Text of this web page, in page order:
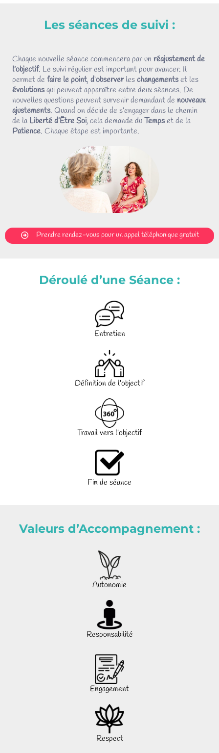
Les séances de suivi :
Chaque nouvelle séance commencera par un réajustement de
l’objectif. Le suivi régulier est important pour avancer. Il
permet de faire le point, d‘observerleschangementset les
évolutionsqui peuvent apparaître entre deux séances. De
nouvelles questions peuvent survenir demandant de nouveaux
ajustements. Quand on décide de s’engager dans le chemin
de laLiberté d’Être Soi, cela demande duTempset de la
Patience. Chaque étape est importante.
Prendre rendez-vous pour un appel téléphonique gratuit
Déroulé d’une Séance :
Entretien
Définition de l’objectif
Travail vers l’objectif
Fin de séance
Valeurs d’Accompagnement :
Autonomie
Responsabilité
Engagement
Respect